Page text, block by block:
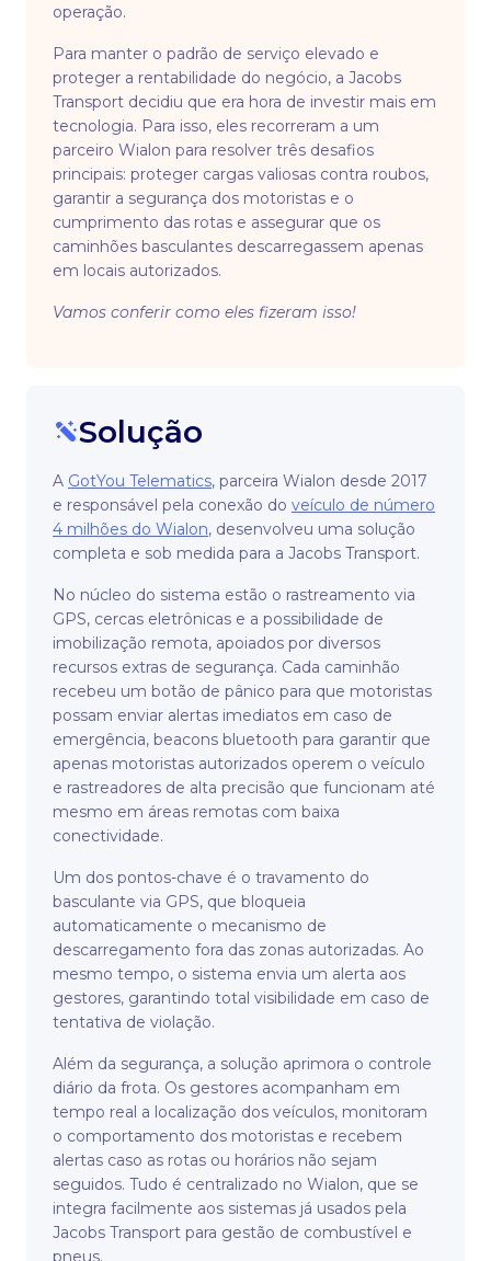
operação.
Para manter o padrão de serviço elevado e
proteger a rentabilidade do negócio, a Jacobs
Transport decidiu que era hora de investir mais em
tecnologia. Para isso, eles recorreram a um
parceiro Wialon para resolver três desafios
principais: proteger cargas valiosas contra roubos,
garantir a segurança dos motoristas e o
cumprimento das rotas e assegurar que os
caminhões basculantes descarregassem apenas
em locais autorizados.
Vamos conferir como eles fizeram isso!
Solução
A GotYou Telematics, parceira Wialon desde 2017
e responsável pela conexão do veículo de número
4 milhões do Wialon, desenvolveu uma solução
completa e sob medida para a Jacobs Transport.
No núcleo do sistema estão o rastreamento via
GPS, cercas eletrônicas e a possibilidade de
imobilização remota, apoiados por diversos
recursos extras de segurança. Cada caminhão
recebeu um botão de pânico para que motoristas
possam enviar alertas imediatos em caso de
emergência, beacons bluetooth para garantir que
apenas motoristas autorizados operem o veículo
e rastreadores de alta precisão que funcionam até
mesmo em áreas remotas com baixa
conectividade.
Um dos pontos-chave é o travamento do
basculante via GPS, que bloqueia
automaticamente o mecanismo de
descarregamento fora das zonas autorizadas. Ao
mesmo tempo, o sistema envia um alerta aos
gestores, garantindo total visibilidade em caso de
tentativa de violação.
Além da segurança, a solução aprimora o controle
diário da frota. Os gestores acompanham em
tempo real a localização dos veículos, monitoram
o comportamento dos motoristas e recebem
alertas caso as rotas ou horários não sejam
seguidos. Tudo é centralizado no Wialon, que se
integra facilmente aos sistemas já usados pela
Jacobs Transport para gestão de combustível e
pneus.